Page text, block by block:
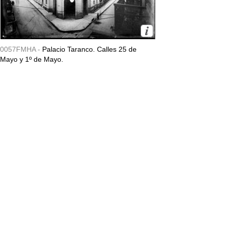
0057FMHA - Palacio Taranco. Calles 25 de
Mayo y 1º de Mayo.